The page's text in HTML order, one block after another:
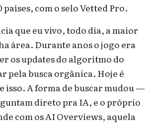
países, com o selo Vetted Pro.
que eu vivo, todo dia, a maior
área. Durante anos o jogo era
os updates do algoritmo do
pela busca orgânica. Hoje é
isso. A forma de buscar mudou —
direto pra IA, e o próprio
com os AI Overviews, aquela